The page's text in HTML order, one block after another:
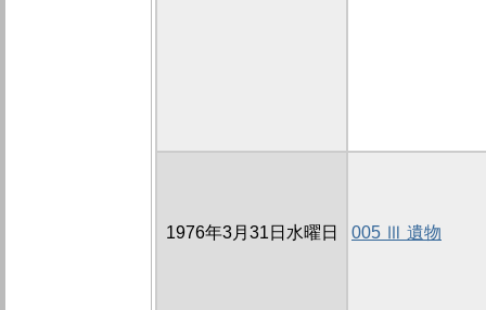
1976年3月31日水曜日 005 Ⅲ 遺物